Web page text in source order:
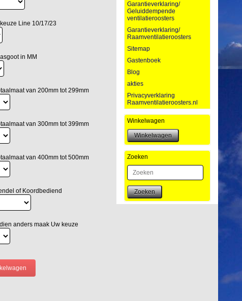
Line 10/17/23
in MM
van 200mm tot 299mm
van 300mm tot 399mm
van 400mm tot 500mm
of Koordbediend
anders maak Uw keuze
Garantieverklaring/
Geluiddempende
ventilatieroosters
Garantieverklaring/
Raamventilatieroosters
Sitemap
Gastenboek
Blog
akties
Privacyverklaring
Raamventilatieroosters.nl
Winkelwagen
Zoeken
Zoeken